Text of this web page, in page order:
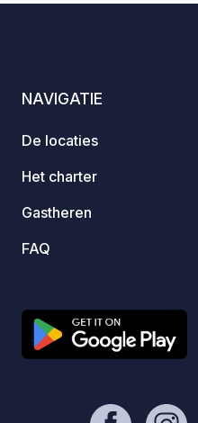
NAVIGATIE
De locaties
Het charter
Gastheren
FAQ